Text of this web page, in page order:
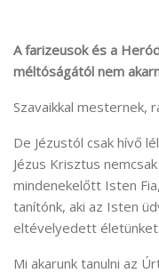
A farizeusok és a
méltóságától nem
Szavaikkal mesternek,
De Jézustól csak hívő
Jézus Krisztus
mindenekelőtt Isten
tanítónk, aki az Isten
eltévelyedett életünket.
Mi akarunk tanulni az